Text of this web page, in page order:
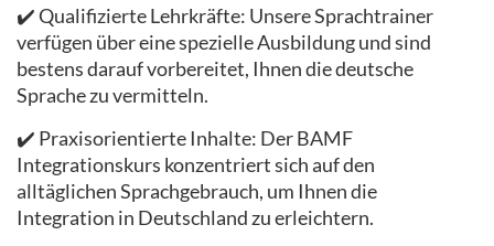
✔️ Qualifizierte Lehrkräfte: Unsere Sprachtrainer
verfügen über eine spezielle Ausbildung und sind
bestens darauf vorbereitet, Ihnen die deutsche
Sprache zu vermitteln.
✔️ Praxisorientierte Inhalte: Der BAMF
Integrationskurs konzentriert sich auf den
alltäglichen Sprachgebrauch, um Ihnen die
Integration in Deutschland zu erleichtern.